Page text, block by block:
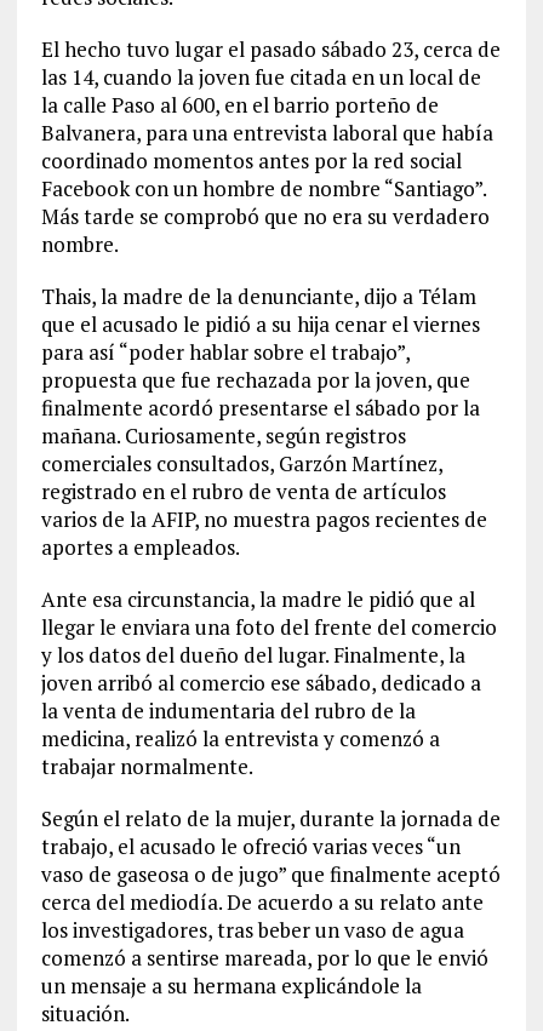
El hecho tuvo lugar el pasado sábado 23, cerca de
las 14, cuando la joven fue citada en un local de
la calle Paso al 600, en el barrio porteño de
Balvanera, para una entrevista laboral que había
coordinado momentos antes por la red social
Facebook con un hombre de nombre “Santiago”.
Más tarde se comprobó que no era su verdadero
nombre.
Thais, la madre de la denunciante, dijo a Télam
que el acusado le pidió a su hija cenar el viernes
para así “poder hablar sobre el trabajo”,
propuesta que fue rechazada por la joven, que
finalmente acordó presentarse el sábado por la
mañana. Curiosamente, según registros
comerciales consultados, Garzón Martínez,
registrado en el rubro de venta de artículos
varios de la AFIP, no muestra pagos recientes de
aportes a empleados.
Ante esa circunstancia, la madre le pidió que al
llegar le enviara una foto del frente del comercio
y los datos del dueño del lugar. Finalmente, la
joven arribó al comercio ese sábado, dedicado a
la venta de indumentaria del rubro de la
medicina, realizó la entrevista y comenzó a
trabajar normalmente.
Según el relato de la mujer, durante la jornada de
trabajo, el acusado le ofreció varias veces “un
vaso de gaseosa o de jugo” que finalmente aceptó
cerca del mediodía. De acuerdo a su relato ante
los investigadores, tras beber un vaso de agua
comenzó a sentirse mareada, por lo que le envió
un mensaje a su hermana explicándole la
situación.